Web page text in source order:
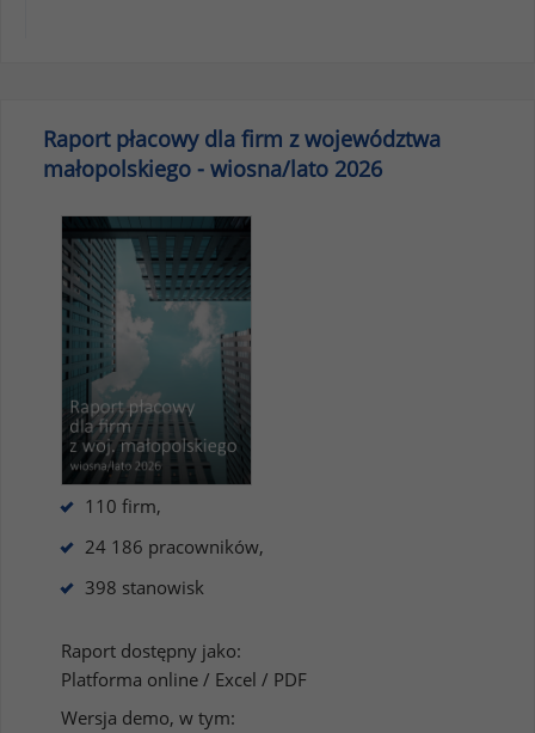
Raport płacowy dla firm z województwa
małopolskiego - wiosna/lato 2026
110 firm,
24 186 pracowników,
398 stanowisk
Raport dostępny jako:
Platforma online / Excel / PDF
Wersja demo, w tym: